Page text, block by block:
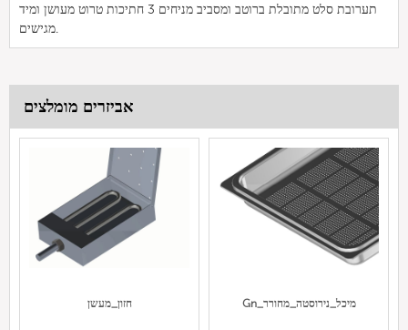
תערובת סלט מתובלת ברוטב ומסביב מניחים 3 חתיכות טרוט מעושן ומיד
מגישים.
אביזרים מומלצים
חזון_מעשן Gn_מיכל_נירוסטה_מחורר